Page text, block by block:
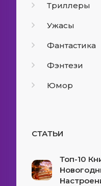
Триллеры
Ужасы
Фантастика
Фэнтези
Юмор
СТАТЬИ
Топ-10